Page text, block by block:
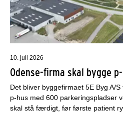
10. juli 2026
Odense-firma skal bygge
Det bliver byggefirmaet 5E Byg A/
p-hus med 600 parkeringspladser
skal stå færdigt, før første patient